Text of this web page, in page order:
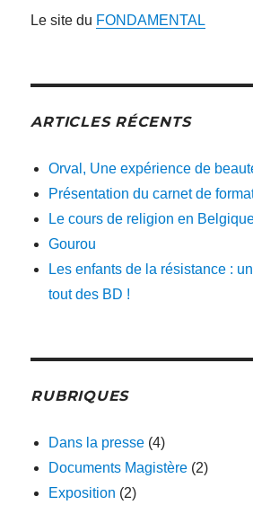
Le site du FONDAMENTAL
ARTICLES RÉCENTS
Orval, Une expérience de
Présentation du carnet de
Le cours de religion en
Gourou
Les enfants de la résistance :
tout des BD !
RUBRIQUES
Dans la presse (4)
Documents Magistère (2)
Exposition (2)